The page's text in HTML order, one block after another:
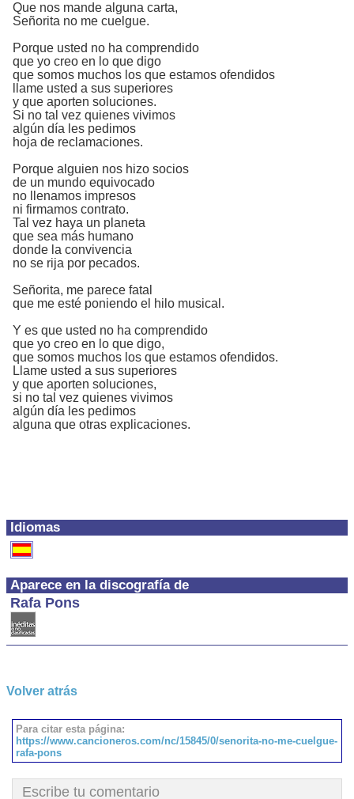
Idiomas
Aparece en la discografía de
Rafa Pons
Que nos mande alguna carta,
Señorita no me cuelgue.
Porque usted no ha comprendido
que yo creo en lo que digo
que somos muchos los que estamos ofendidos
llame usted a sus superiores
y que aporten soluciones.
Si no tal vez quienes vivimos
algún día les pedimos
hoja de reclamaciones.
Porque alguien nos hizo socios
de un mundo equivocado
no llenamos impresos
ni firmamos contrato.
Tal vez haya un planeta
que sea más humano
donde la convivencia
no se rija por pecados.
Señorita, me parece fatal
que me esté poniendo el hilo musical.
Y es que usted no ha comprendido
que yo creo en lo que digo,
que somos muchos los que estamos ofendidos.
Llame usted a sus superiores
y que aporten soluciones,
si no tal vez quienes vivimos
algún día les pedimos
alguna que otras explicaciones.
Volver atrás
Para citar esta página:
https://www.cancioneros.com/nc/15845/0/senorita-no-me-cuelgue-
rafa-pons
Escribe tu comentario